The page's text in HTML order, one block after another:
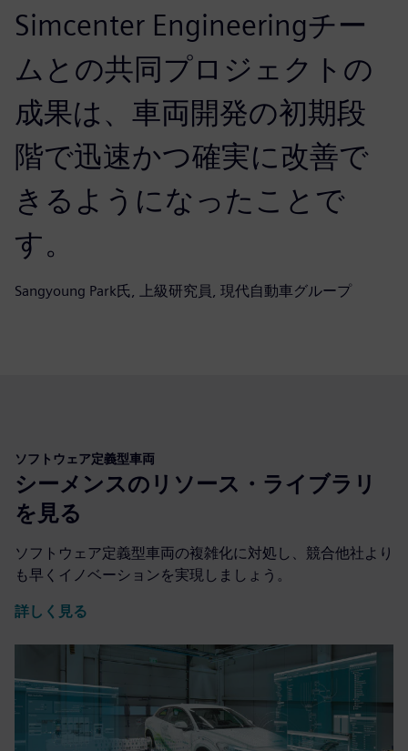
Simcenter Engineeringチー
ムとの共同プロジェクトの
成果は、車両開発の初期段
階で迅速かつ確実に改善で
きるようになったことで
す。
Sangyoung Park氏, 上級研究員, 現代自動車グループ
ソフトウェア定義型車両
シーメンスのリソース・ライブラリ
を見る
ソフトウェア定義型車両の複雑化に対処し、競合他社より
も早くイノベーションを実現しましょう。
詳しく見る